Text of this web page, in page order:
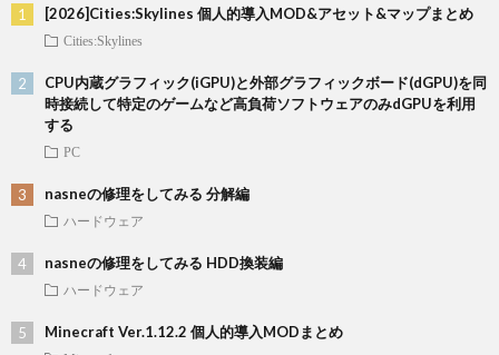
[2026]Cities:Skylines 個人的導入MOD&アセット&マップまとめ
Cities:Skylines
CPU内蔵グラフィック(iGPU)と外部グラフィックボード(dGPU)を同
時接続して特定のゲームなど高負荷ソフトウェアのみdGPUを利用
する
PC
nasneの修理をしてみる 分解編
ハードウェア
nasneの修理をしてみる HDD換装編
ハードウェア
Minecraft Ver.1.12.2 個人的導入MODまとめ